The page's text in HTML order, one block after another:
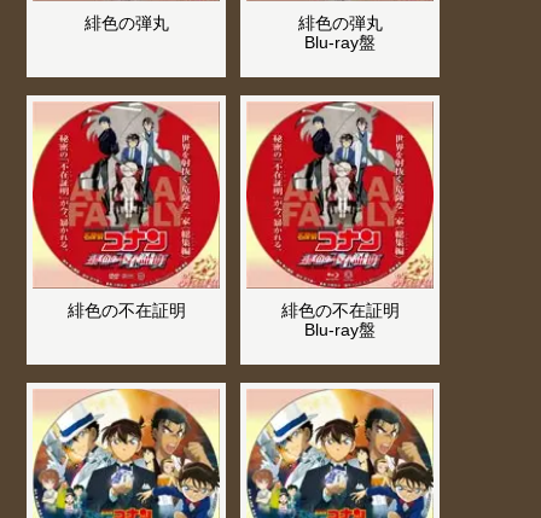
緋色の弾丸
緋色の弾丸
Blu-ray盤
緋色の不在証明
緋色の不在証明
Blu-ray盤